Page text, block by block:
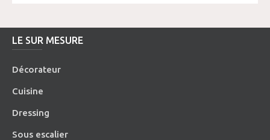
LE SUR MESURE
Décorateur
Cuisine
Dressing
Sous escalier